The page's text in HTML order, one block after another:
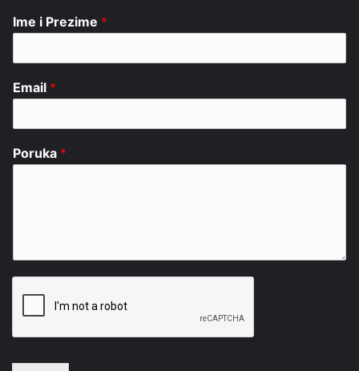
Ime i Prezime *
Email *
Poruka *